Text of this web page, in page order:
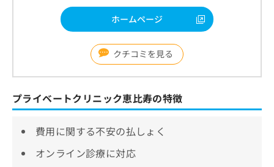
ホームページ
クチコミを見る
プライベートクリニック恵比寿の特徴
費用に関する不安の払しょく
オンライン診療に対応